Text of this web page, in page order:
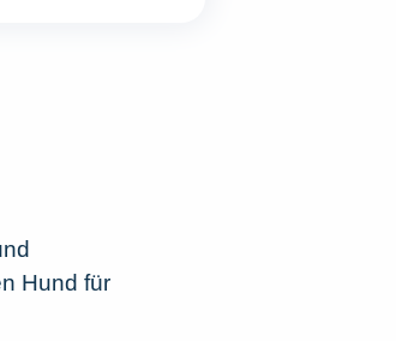
Hund für